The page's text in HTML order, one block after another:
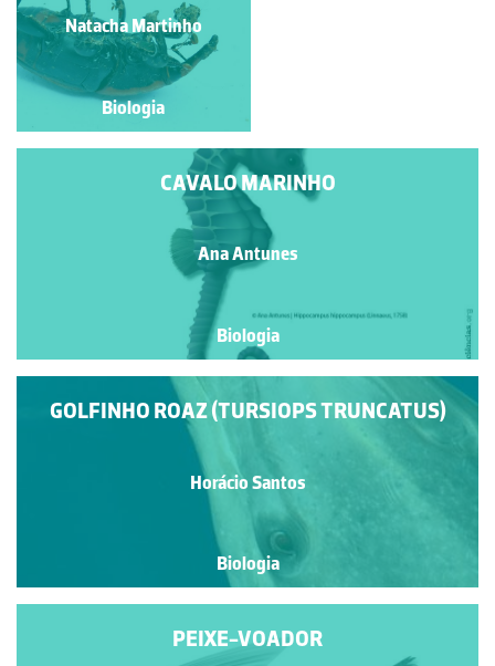
João Paulo Araújo
Fernandes
Biologia
CAVALO MARINHO
Ana Antunes
Biologia
GOLFINHO ROAZ (TURSIOPS TRUNCATUS)
Horácio Santos
Biologia
PEIXE-VOADOR
Natacha Martinho
Biologia